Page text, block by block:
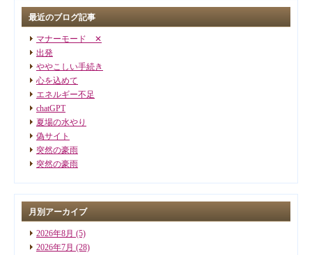
最近のブログ記事
マナーモード ✕
出発
ややこしい手続き
心を込めて
エネルギー不足
chatGPT
夏場の水やり
偽サイト
突然の豪雨
突然の豪雨
月別アーカイブ
2026年8月 (5)
2026年7月 (28)